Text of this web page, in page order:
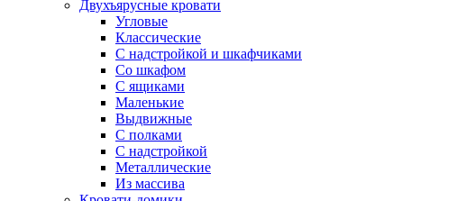
Двухъярусные кровати
Угловые
Классические
С надстройкой и шкафчиками
Со шкафом
С ящиками
Маленькие
Выдвижные
С полками
С надстройкой
Металлические
Из массива